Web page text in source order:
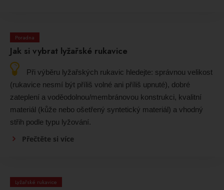
Poradna
Jak si vybrat lyžařské rukavice
Při výběru lyžařských rukavic hledejte: správnou velikost
(rukavice nesmí být příliš volné ani příliš upnuté), dobré
zateplení a voděodolnou/membránovou konstrukci, kvalitní
materiál (kůže nebo ošetřený syntetický materiál) a vhodný
střih podle typu lyžování.
Přečtěte si více
Lyžařské rukavice